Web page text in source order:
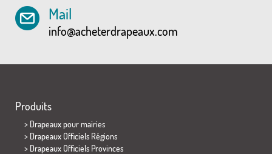
Mail
info@acheterdrapeaux.com
Produits
> Drapeaux pour mairies
> Drapeaux Officiels Régions
> Drapeaux Officiels Provinces